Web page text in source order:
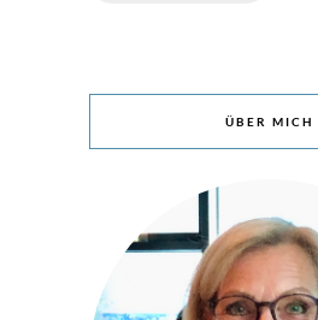
ÜBER MICH